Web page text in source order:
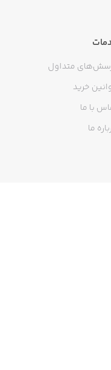
متداول
خرید
با ما
ما